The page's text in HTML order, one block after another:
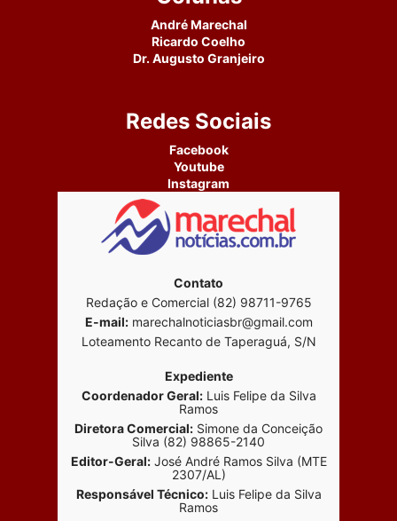
André Marechal
Ricardo Coelho
Dr. Augusto Granjeiro
Redes Sociais
Facebook
Youtube
Instagram
Contato
Redação e Comercial (82) 98711-9765
E-mail:marechalnoticiasbr@gmail.com
Loteamento Recanto de Taperaguá, S/N
Expediente
Coordenador Geral:Luis Felipe da Silva
Ramos
Diretora Comercial: Simone da Conceição
Silva (82) 98865-2140
Editor-Geral:José André Ramos Silva (MTE
2307/AL)
Responsável Técnico:Luis Felipe da Silva
Ramos